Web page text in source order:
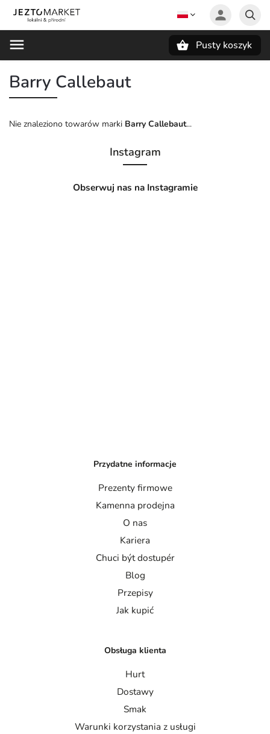
Pusty koszyk
Barry Callebaut
Nie znaleziono towarów marki Barry Callebaut...
Instagram
Obserwuj nas na Instagramie
Przydatne informacje
Prezenty firmowe
Kamenna prodejna
O nas
Kariera
Chuci být dostupér
Blog
Przepisy
Jak kupić
Obsługa klienta
Hurt
Dostawy
Smak
Warunki korzystania z usługi